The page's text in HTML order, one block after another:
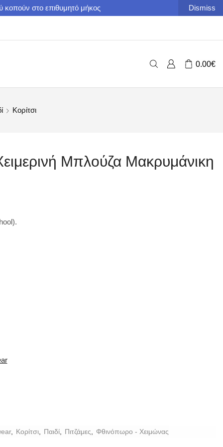
κοπούν στο επιθυμητό μήκος Dismiss
0.00€
Κορίτσι
Μπλούζα Μακρυμάνικη
, Κορίτσι Παιδί Πιτζάμες Φθινόπωρο - Χειμώνας